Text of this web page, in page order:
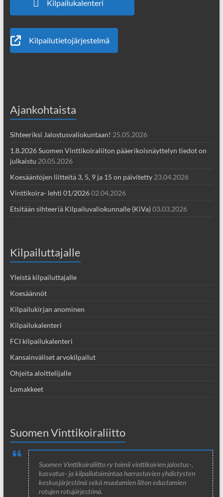
Kilpailukalenteri
Kilpailutietojärjestelmä
Ajankohtaista
Sihteeriksi Jalostusvaliokuntaan! 25.05.2026
1.8.2026 Suomen Vinttikoiraliiton pääerikoisnäyttelyn tiedot on
julkaistu 20.05.2026
Koesääntöjen liitteitä 3, 5, 9 ja 15 on päivitetty 23.04.2026
Vinttikoira- lehti 01/202602.04.2026
Etsitään sihteeriä Kilpailuvaliokunnalle (KiVa)03.03.2026
Kilpailuttajalle
Yleistä kilpailuttajalle
Koesäännöt
Kilpailukirjan anominen
Kilpailukalenteri
FCI kilpailukalenteri
Kansainväliset arvokilpailut
Ohjeita aloittelijalle
Lomakkeet
Suomen Vinttikoiraliitto
Suomen Vinttikoiraliitto ry toimii vinttikoirien jalostus-,
kasvatus- ja kilpailutoimintaa harrastavien yhdistysten
keskusjärjestönä sekä muutamien liiton edustamien
rotujen rotujärjestönä.